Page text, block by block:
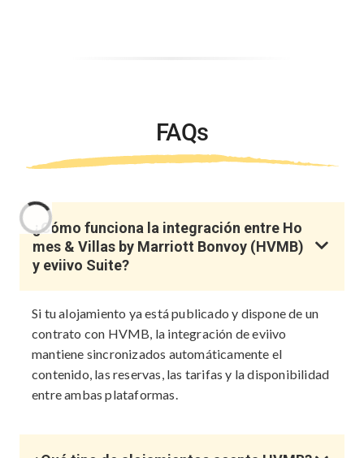
FAQs
¿Cómo funciona la integración entre Ho
mes & Villas by Marriott Bonvoy (HVMB)
y eviivo Suite?
Si tu alojamiento ya está publicado y dispone de un
contrato con HVMB, la integración de eviivo
mantiene sincronizados automáticamente el
contenido, las reservas, las tarifas y la disponibilidad
entre ambas plataformas.